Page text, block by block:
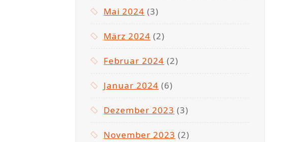
Mai 2024 (3)
März 2024 (2)
Februar 2024 (2)
Januar 2024 (6)
Dezember 2023 (3)
November 2023 (2)